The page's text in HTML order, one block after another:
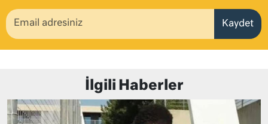
Kaydet
İlgili Haberler